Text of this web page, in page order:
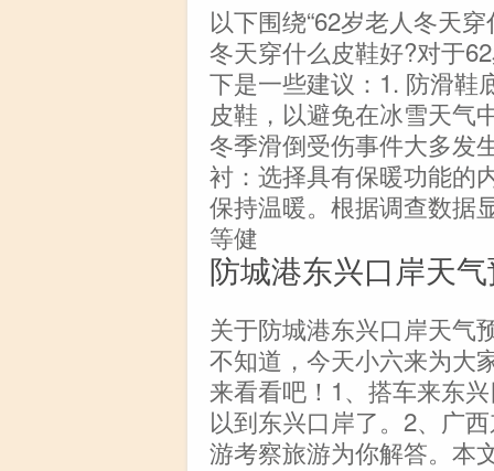
以下围绕“62岁老人冬天
冬天穿什么皮鞋好?对于
下是一些建议：1. 防滑鞋
皮鞋，以避免在冰雪天气
冬季滑倒受伤事件大多发
衬：选择具有保暖功能的
保持温暖。根据调查数据
等健
防城港东兴口岸天
关于防城港东兴口岸天气
不知道，今天小六来为大
来看看吧！1、搭车来东
以到东兴口岸了。2、广
游考察旅游为你解答。本